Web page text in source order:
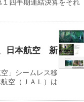
日本航空 新
」シームレス移
空（ＪＡＬ）は